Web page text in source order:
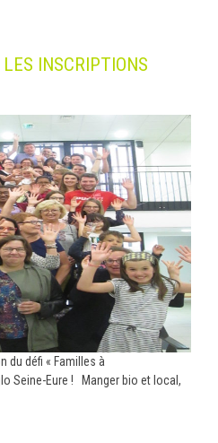
INSCRIPTIONS
du défi « Familles à
Seine-Eure ! Manger bio et local,